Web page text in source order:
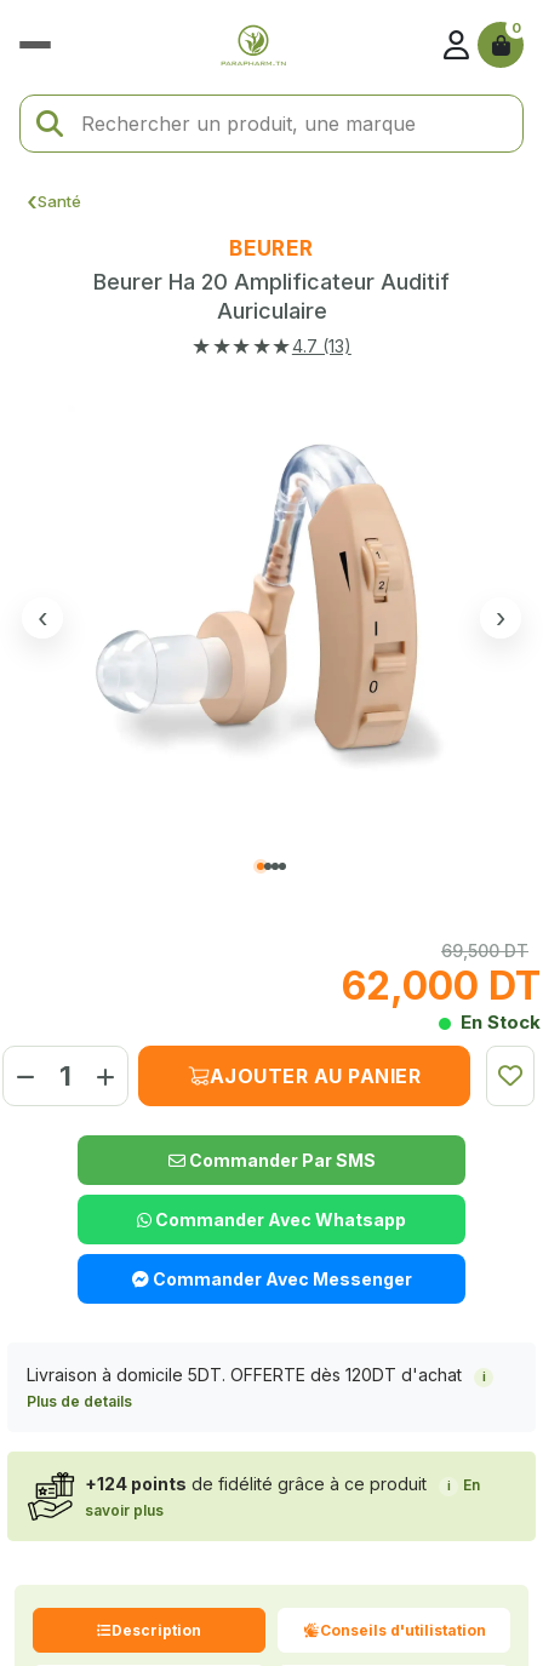
0
Santé
BEURER
Beurer Ha 20 Amplificateur Auditif
Auriculaire
★★★★★4.7 (13)
‹ ›
69,500 DT
62,000 DT
En Stock
AJOUTER AU PANIER
Commander Par SMS
Commander Avec Whatsapp
Commander Avec Messenger
Livraison à domicile 5DT. OFFERTE dès 120DT d'achat i
Plus de details
+124 points de fidélité grâce à ce produit i
En
savoir plus
Description Conseils d'utilistation